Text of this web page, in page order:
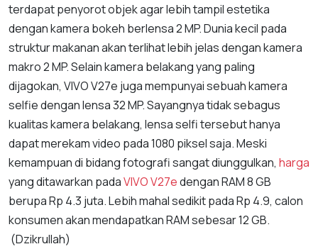
terdapat penyorot objek agar lebih tampil estetika
dengan kamera bokeh berlensa 2 MP. Dunia kecil pada
struktur makanan akan terlihat lebih jelas dengan kamera
makro 2 MP. Selain kamera belakang yang paling
dijagokan, VIVO V27e juga mempunyai sebuah kamera
selfie dengan lensa 32 MP. Sayangnya tidak sebagus
kualitas kamera belakang, lensa selfi tersebut hanya
dapat merekam video pada 1080 piksel saja. Meski
kemampuan di bidang fotografi sangat diunggulkan, harga
yang ditawarkan padaVIVO V27edengan RAM 8 GB
berupa Rp 4.3 juta. Lebih mahal sedikit pada Rp 4.9, calon
konsumen akan mendapatkan RAM sebesar 12 GB.
(Dzikrullah)